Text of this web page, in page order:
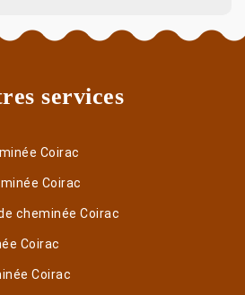
services
Coirac
Coirac
cheminée Coirac
Coirac
Coirac